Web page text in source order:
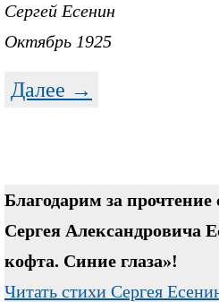
Сергей Есенин
Октябрь 1925
Далее →
Благодарим за прочтение
Сергея Александровича
кофта. Синие глаза»!
Читать стихи Сергея